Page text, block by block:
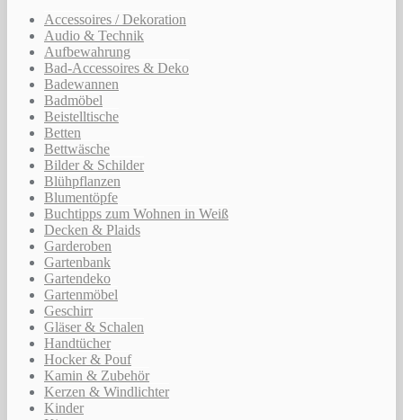
Accessoires / Dekoration
Audio & Technik
Aufbewahrung
Bad-Accessoires & Deko
Badewannen
Badmöbel
Beistelltische
Betten
Bettwäsche
Bilder & Schilder
Blühpflanzen
Blumentöpfe
Buchtipps zum Wohnen in Weiß
Decken & Plaids
Garderoben
Gartenbank
Gartendeko
Gartenmöbel
Geschirr
Gläser & Schalen
Handtücher
Hocker & Pouf
Kamin & Zubehör
Kerzen & Windlichter
Kinder